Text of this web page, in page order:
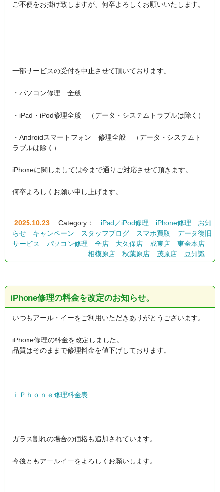
ご不便をお掛け致しますが、何卒よろしくお願いいたします。
一部サービスの受付を中止させて頂いております。
・パソコン修理 全般
・iPad・iPod修理全般 （データ・システムトラブルは除く）
・Androidスマートフォン 修理全般 （データ・システムト
ラブルは除く）
iPhoneに関しましては今まで通りご対応させて頂きます。
何卒よろしくお願い申し上げます。
2025.10.23 Category： iPad／iPod修理 iPhone修理
お知
らせ
キャンペーン スタッフブログ スマホ買取
データ復旧
サービス
パソコン修理 全店 大久保店 成東店
東金本店
相模原店
秋葉原店 茂原店 豆知識
iPhone修理の料金を改定のお知らせ。
いつもアール・イーをご利用いただきありがとうございます。
iPhone修理の料金を改定しました。
品質はそのままで修理料金を値下げしております。
ｉＰｈｏｎｅ修理料金表
ガラス割れの場合の価格も追加されています。
今後ともアールイーをよろしくお願いします。